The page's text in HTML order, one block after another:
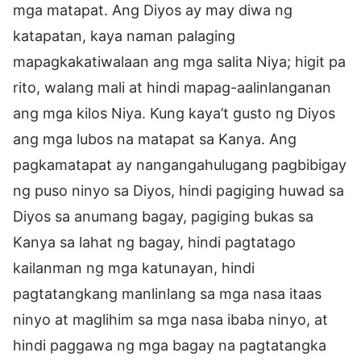
mga matapat. Ang Diyos ay may diwa ng
katapatan, kaya naman palaging
mapagkakatiwalaan ang mga salita Niya; higit pa
rito, walang mali at hindi mapag-aalinlanganan
ang mga kilos Niya. Kung kaya’t gusto ng Diyos
ang mga lubos na matapat sa Kanya. Ang
pagkamatapat ay nangangahulugang pagbibigay
ng puso ninyo sa Diyos, hindi pagiging huwad sa
Diyos sa anumang bagay, pagiging bukas sa
Kanya sa lahat ng bagay, hindi pagtatago
kailanman ng mga katunayan, hindi
pagtatangkang manlinlang sa mga nasa itaas
ninyo at maglihim sa mga nasa ibaba ninyo, at
hindi paggawa ng mga bagay na pagtatangka